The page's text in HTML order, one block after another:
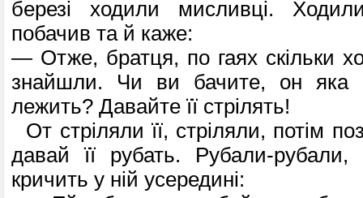
березі ходили мисливці.
побачив та й каже:
— Отже, братця, по гаях скільки
знайшли. Чи ви бачите, он яка
лежить? Давайте її стрілять!
От стріляли її, стріляли, потім
давай її рубать. Рубали-
кричить у ній усередині: